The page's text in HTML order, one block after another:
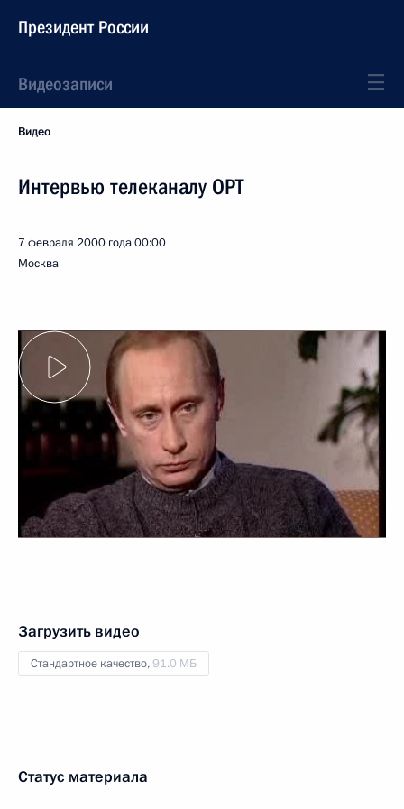
Президент России
Видеозаписи
Видео
Интервью телеканалу ОРТ
7 февраля 2000 года00:00
Москва
Загрузить видео
Стандартное качество,91.0 МБ
Статус материала